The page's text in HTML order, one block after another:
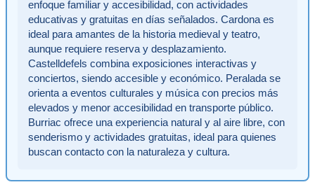
enfoque familiar y accesibilidad, con actividades
educativas y gratuitas en días señalados. Cardona es
ideal para amantes de la historia medieval y teatro,
aunque requiere reserva y desplazamiento.
Castelldefels combina exposiciones interactivas y
conciertos, siendo accesible y económico. Peralada se
orienta a eventos culturales y música con precios más
elevados y menor accesibilidad en transporte público.
Burriac ofrece una experiencia natural y al aire libre, con
senderismo y actividades gratuitas, ideal para quienes
buscan contacto con la naturaleza y cultura.